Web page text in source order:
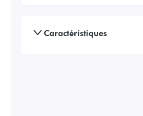
Caractéristiques